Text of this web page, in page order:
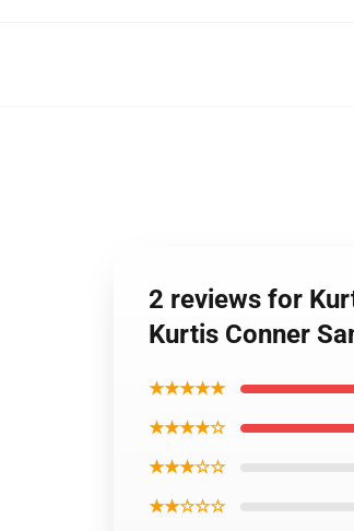
2 reviews for
Kurtis Conner
★★★★★
★★★★☆
★★★☆☆
★★☆☆☆